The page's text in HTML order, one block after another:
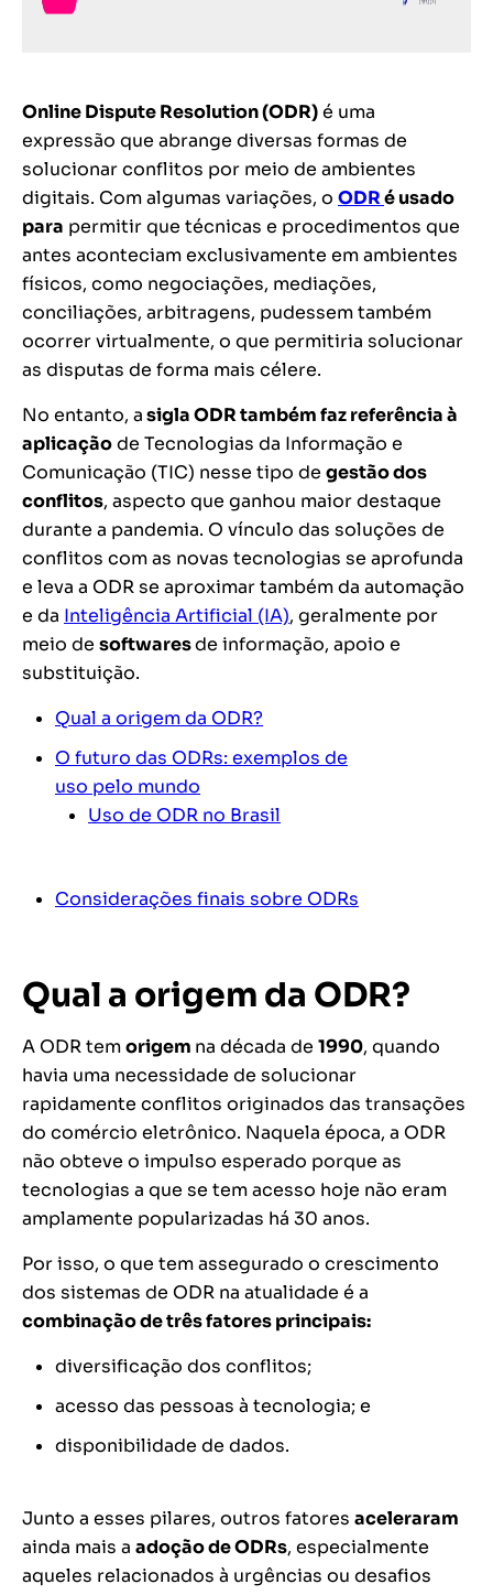
Online Dispute Resolution (ODR)é uma
expressão que abrange diversas formas de
solucionar conflitos por meio de ambientes
digitais. Com algumas variações, o ODRé usado
para permitir que técnicas e procedimentos que
antes aconteciam exclusivamente em ambientes
físicos, como negociações, mediações,
conciliações, arbitragens, pudessem também
ocorrer virtualmente, o que permitiria solucionar
as disputas de forma mais célere.
No entanto, asigla ODR também faz referência à
aplicaçãode Tecnologias da Informação e
Comunicação (TIC) nesse tipo de gestão dos
conflitos, aspecto que ganhou maior destaque
durante a pandemia. O vínculo das soluções de
conflitos com as novas tecnologias se aprofunda
e leva a ODR se aproximar também da automação
e da Inteligência Artificial (IA), geralmente por
meio de softwaresde informação, apoio e
substituição.
Qual a origem da ODR?
O futuro das ODRs: exemplos de
uso pelo mundo
Uso de ODR no Brasil
Considerações finais sobre ODRs
Qual a origem da ODR?
A ODR temorigem na década de 1990, quando
havia uma necessidade de solucionar
rapidamente conflitos originados das transações
do comércio eletrônico. Naquela época, a ODR
não obteve o impulso esperado porque as
tecnologias a que se tem acesso hoje não eram
amplamente popularizadas há 30 anos.
Por isso, o que tem assegurado o crescimento
dos sistemas de ODR na atualidade é a
combinação de três fatores principais:
diversificação dos conflitos;
acesso das pessoas à tecnologia; e
disponibilidade de dados.
Junto a esses pilares, outros fatores aceleraram
ainda mais a adoção de ODRs, especialmente
aqueles relacionados à urgências ou desafios